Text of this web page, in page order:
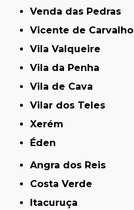
Venda das Pedras
Vicente de Carvalho
Vila Valqueire
Vila da Penha
Vila de Cava
Vilar dos Teles
Xerém
Éden
Angra dos Reis
Costa Verde
Itacuruça